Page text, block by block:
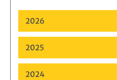
2026
2025
2024